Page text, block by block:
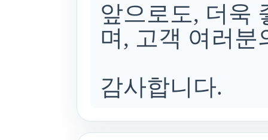
앞으로도, 더욱
며, 고객 여러분
감사합니다.